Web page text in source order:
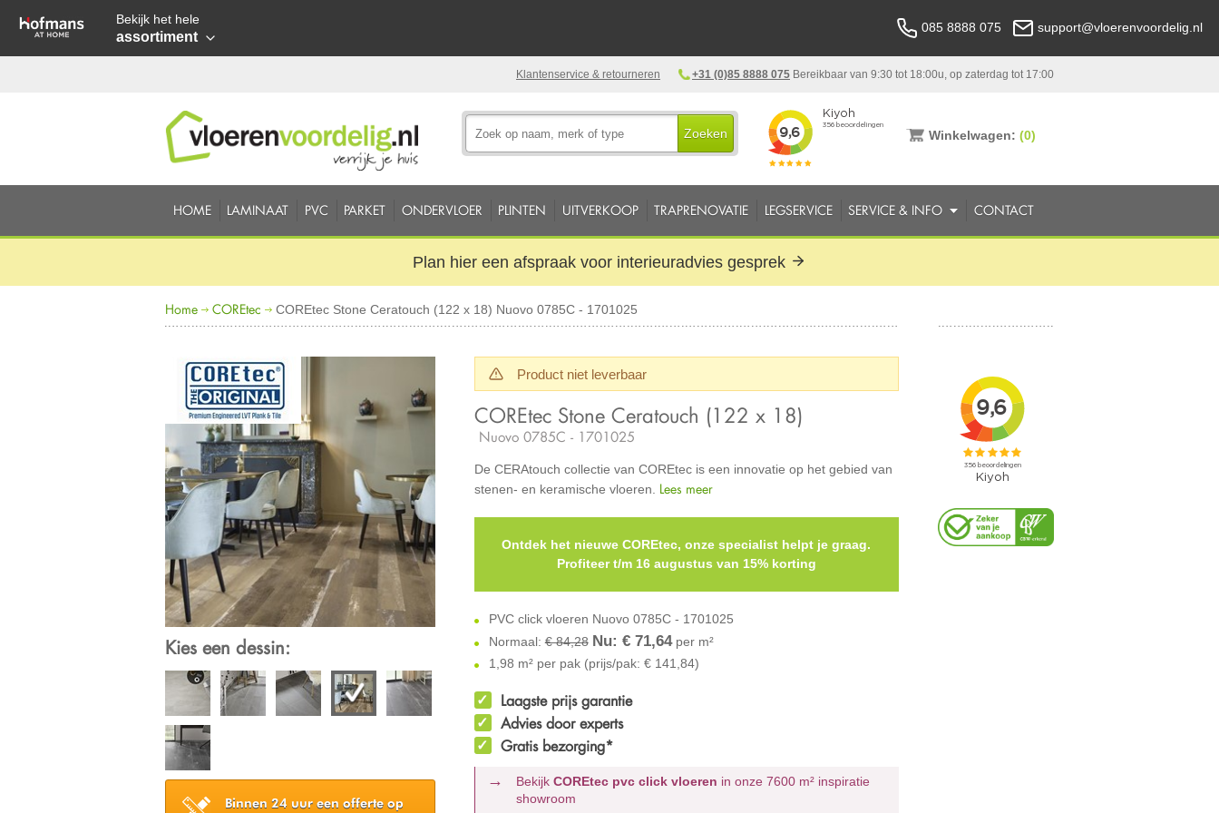
Bekijk het hele
assortiment
085 8888 075 support@vloerenvoordelig.nl
+31 (0)85 8888 075 Bereikbaar van 9:30 tot 18:00u, op zaterdag tot 17:00
Klantenservice & retourneren
Zoeken Winkelwagen: (0)
HOME LAMINAAT PVC PARKET ONDERVLOER PLINTEN UITVERKOOP TRAPRENOVATIE LEGSERVICE SERVICE & INFO CONTACT
Plan hier een afspraak voor interieuradvies gesprek
Home COREtec COREtec Stone Ceratouch (122 x 18) Nuovo 0785C - 1701025
Kies een dessin:
Binnen 24 uur een offerte op
Product niet leverbaar
COREtec Stone Ceratouch (122 x 18)
Nuovo 0785C - 1701025
De CERAtouch collectie van COREtec is een innovatie op het gebied van
stenen- en keramische vloeren. Lees meer
Ontdek het nieuwe COREtec, onze specialist helpt je graag.
Profiteer t/m 16 augustus van 15% korting
PVC click vloeren Nuovo 0785C - 1701025
Normaal:€ 84,28 Nu: € 71,64per m²
1,98 m² per pak (prijs/pak: € 141,84)
Laagste prijs garantie
Advies door experts
Gratis bezorging*
BekijkCOREtec pvc click vloeren in onze 7600 m² inspiratie
showroom